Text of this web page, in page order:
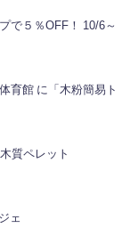
で５％OFF！ 10/6～
育館 に「木粉簡易ト
質ペレット
ェ